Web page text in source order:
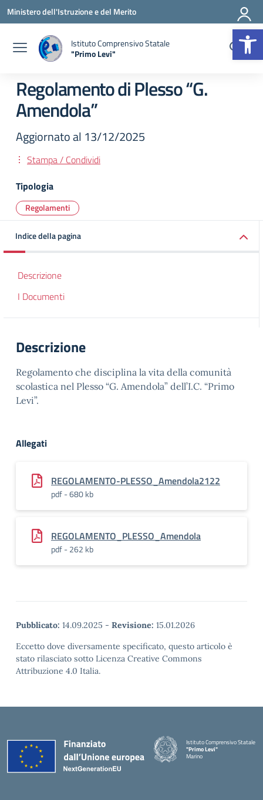
Vai ai contenuti
Vai al menu di navigazione
Vai al footer
Ministero dell'Istruzione e del Merito
Istituto Comprensivo Statale
"Primo Levi"
Regolamento di Plesso “G.
Amendola”
Aggiornato al 13/12/2025
Stampa / Condividi
Tipologia
Regolamenti
Indice della pagina
Descrizione
I Documenti
Descrizione
Regolamento che disciplina la vita della comunità
scolastica nel Plesso “G. Amendola” dell’I.C. “Primo
Levi”.
Allegati
REGOLAMENTO-PLESSO_Amendola2122
pdf - 680 kb
REGOLAMENTO_PLESSO_Amendola
pdf - 262 kb
Pubblicato: 14.09.2025 - Revisione: 15.01.2026
Eccetto dove diversamente specificato, questo articolo è
stato rilasciato sotto Licenza Creative Commons
Attribuzione 4.0 Italia.
Istituto Comprensivo Statale
"Primo Levi"
Marino